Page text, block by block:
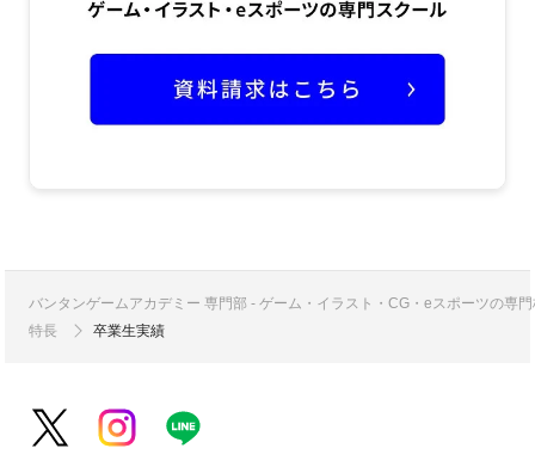
バンタンゲームアカデミー 専門部 - ゲーム・イラスト・CG・eスポーツの専
特長
卒業生実績